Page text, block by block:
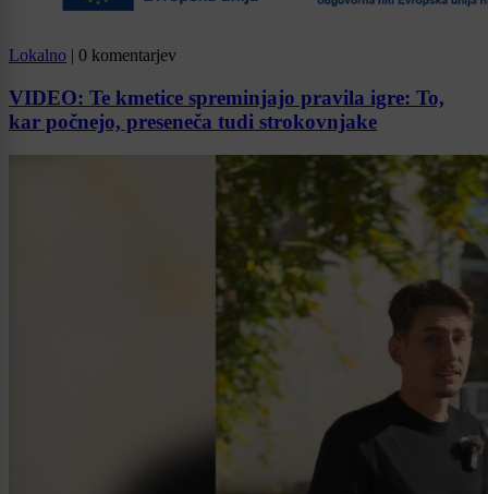
Lokalno | 0 komentarjev
VIDEO: Te kmetice spreminjajo pravila igre: To,
kar počnejo, preseneča tudi strokovnjake